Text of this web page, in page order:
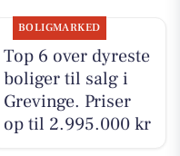
BOLIGMARKED
Top 6 over dyreste
boliger til salg i
Grevinge. Priser
op til 2.995.000 kr